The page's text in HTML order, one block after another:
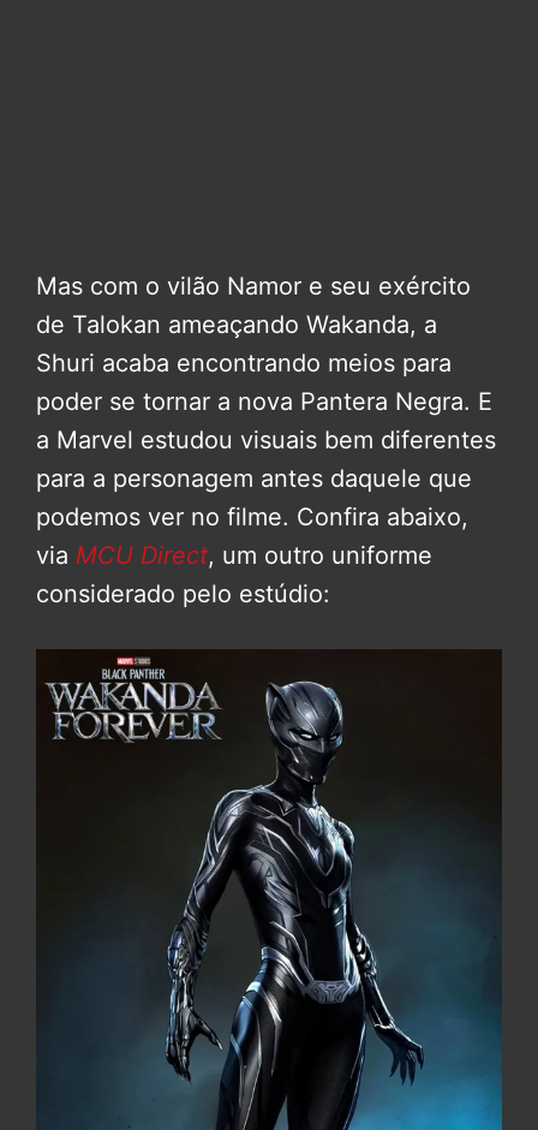
Mas com o vilão Namor e seu exército
de Talokan ameaçando Wakanda, a
Shuri acaba encontrando meios para
poder se tornar a nova Pantera Negra. E
a Marvel estudou visuais bem diferentes
para a personagem antes daquele que
podemos ver no filme. Confira abaixo,
via MCU Direct, um outro uniforme
considerado pelo estúdio: